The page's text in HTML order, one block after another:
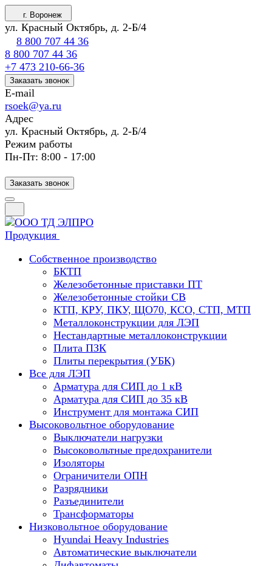
г. Воронеж
ул. Красный Октябрь, д. 2-Б/4
8 800 707 44 36
8 800 707 44 36
+7 473 210-66-36
Заказать звонок
E-mail
rsoek@ya.ru
Адрес
ул. Красный Октябрь, д. 2-Б/4
Режим работы
Пн-Пт: 8:00 - 17:00
Заказать звонок
Продукция
Собственное производство
БКТП
Железобетонные приставки ПТ
Железобетонные стойки СВ
КТП, КРУ, ПКУ, ЩО70, КСО, СТП, МТП
Металлоконструкции для ЛЭП
Нестандартные металлоконструкции
Плита ПЗК
Плиты перекрытия (УБК)
Все для ЛЭП
Арматура для СИП до 1 кВ
Арматура для СИП до 35 кВ
Инструмент для монтажа СИП
Высоковольтное оборудование
Выключатели нагрузки
Высоковольтные предохранители
Изоляторы
Ограничители ОПН
Разрядники
Разъединители
Трансформаторы
Низковольтное оборудование
Hyundai Heavy Industries
Автоматические выключатели